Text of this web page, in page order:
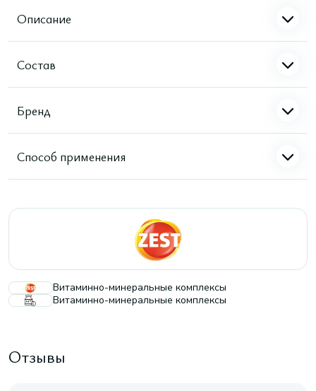
Описание
Состав
Бренд
Способ применения
Витаминно-минеральные комплексы
Витаминно-минеральные комплексы
Отзывы